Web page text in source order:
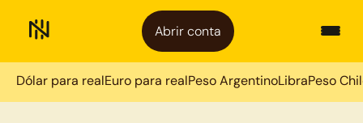
Abrir conta
Dólar para realEuro para realPeso ArgentinoLibraPeso